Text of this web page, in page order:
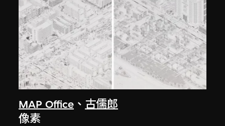
MAP Office 、 古儒郎
像素